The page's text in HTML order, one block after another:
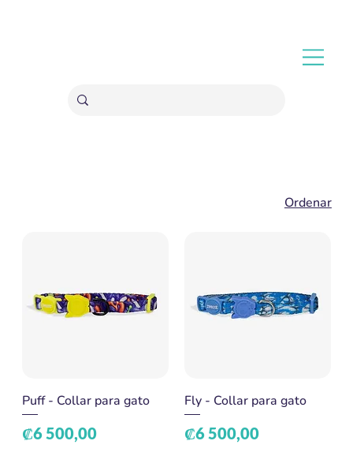
Ordenar
Puff - Collar para gato
Precio
₡6 500,00
Fly - Collar para gato
Precio
₡6 500,00